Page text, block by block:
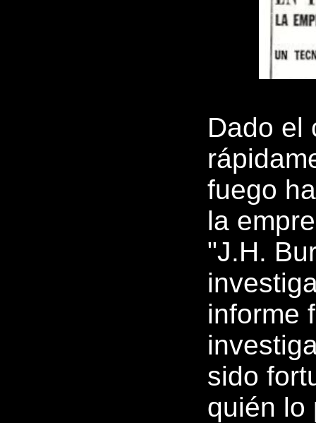
Dado el
fuego
la
"J.H.
informe
sido
quién lo